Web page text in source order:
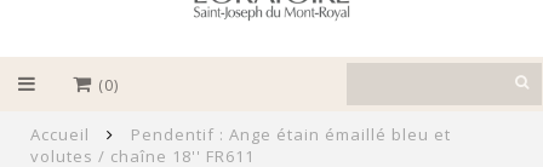
(0)
Accueil
Pendentif : Ange étain émaillé bleu et
volutes / chaîne 18'' FR611